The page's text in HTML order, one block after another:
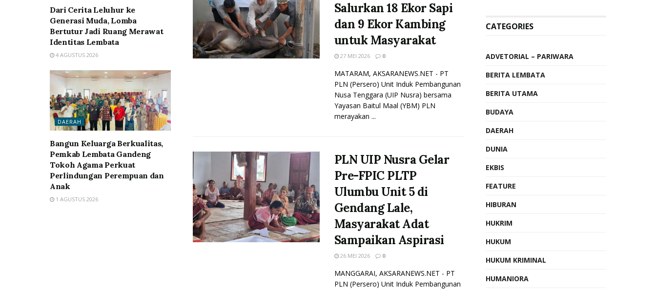
Salurkan 18 Ekor Sapi
dan 9 Ekor Kambing
untuk Masyarakat
27 MEI 2026 0
MATARAM, AKSARANEWS.NET - PT
PLN (Persero) Unit Induk Pembangunan
Nusa Tenggara (UIP Nusra) bersama
Yayasan Baitul Maal (YBM) PLN
merayakan ...
PLN UIP Nusra Gelar
Pre-FPIC PLTP
Ulumbu Unit 5 di
Gendang Lale,
Masyarakat Adat
Sampaikan Aspirasi
26 MEI 2026 0
MANGGARAI, AKSARANEWS.NET - PT
PLN (Persero) Unit Induk Pembangunan
Dari Cerita Leluhur ke
Generasi Muda, Lomba
Bertutur Jadi Ruang Merawat
Identitas Lembata
4 AGUSTUS 2026
DAERAH
Bangun Keluarga Berkualitas,
Pemkab Lembata Gandeng
Tokoh Agama Perkuat
Perlindungan Perempuan dan
Anak
1 AGUSTUS 2026
CATEGORIES
ADVETORIAL – PARIWARA
BERITA LEMBATA
BERITA UTAMA
BUDAYA
DAERAH
DUNIA
EKBIS
FEATURE
HIBURAN
HUKRIM
HUKUM
HUKUM KRIMINAL
HUMANIORA